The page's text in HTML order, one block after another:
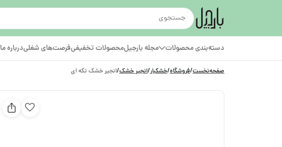
دسته‌بندی محصولات مجله بارجیلمحصولات تخفیفیفرصت‌های شغلیدرباره ما
صفحه‌نخست/فروشگاه/خشکبار/انجیر خشک/انجیر خشک تکه‌ ای